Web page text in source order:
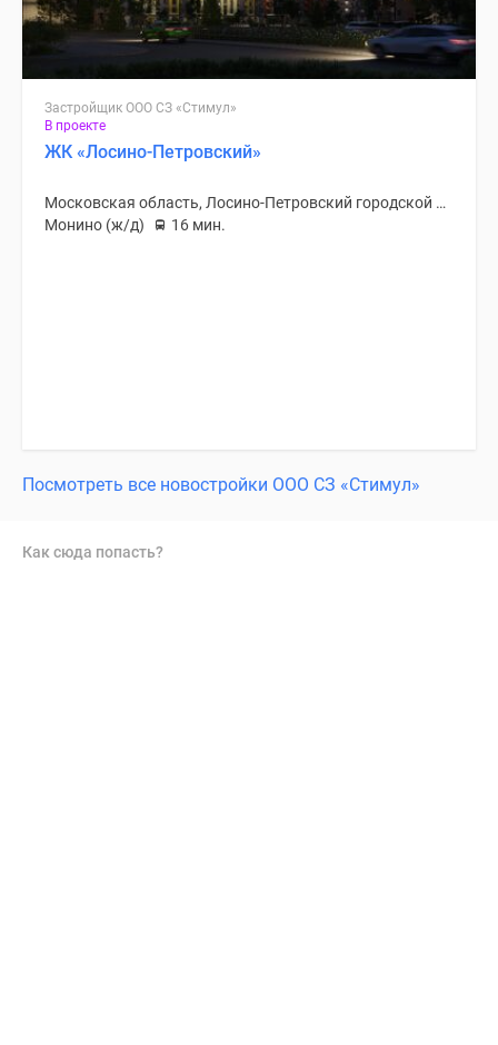
Застройщик ООО СЗ «Стимул»
В проекте
ЖК «Лосино-Петровский»
Московская область, Лосино-Петровский городской округ
Монино (ж/д)
16 мин.
Посмотреть все новостройки ООО СЗ «Стимул»
Как сюда попасть?